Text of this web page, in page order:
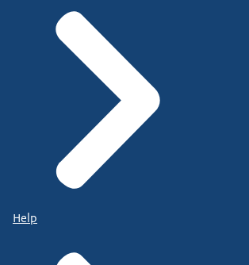
Help